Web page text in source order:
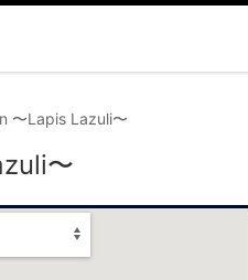
〜Lapis Lazuli〜
〜